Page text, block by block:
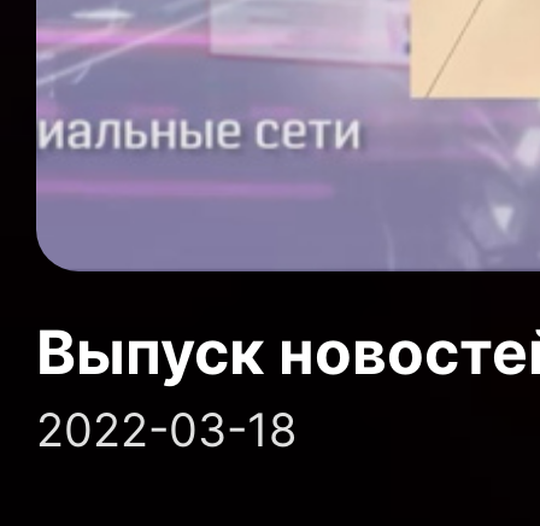
Выпуск
2022-03-18